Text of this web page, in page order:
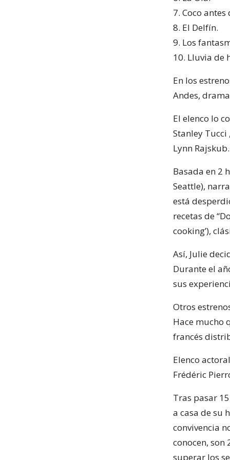
7. Coco antes
8. El Delfín.
9. Los
10. Lluvia de
En los
Andes,
El elenco lo
Stanley Tucci
Lynn Rajskub.
Basada en 2
Seattle),
está
recetas de
cooking’),
Así, Julie
Durante el
sus
Otros
Hace mucho
francés
Elenco
Frédéric
Tras pasar
a casa de su
convivencia
conocen, son
superar los